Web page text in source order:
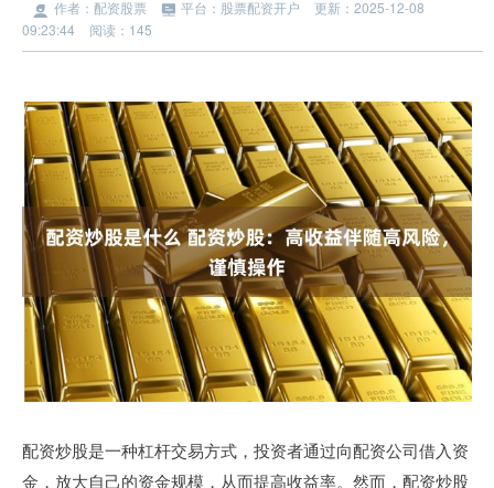
作者：配资股票 平台：股票配资开户
更新：2025-12-08
09:23:44
阅读：145
配资炒股是一种杠杆交易方式，投资者通过向配资公司借入资
金，放大自己的资金规模，从而提高收益率。然而，配资炒股